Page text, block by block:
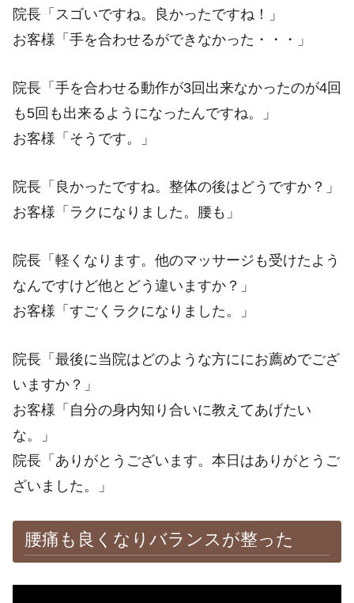
院長「スゴいですね。良かったですね！」
お客様「手を合わせるができなかった・・・」
院長「手を合わせる動作が3回出来なかったのが4回
も5回も出来るようになったんですね。」
お客様「そうです。」
院長「良かったですね。整体の後はどうですか？」
お客様「ラクになりました。腰も」
院長「軽くなります。他のマッサージも受けたよう
なんですけど他とどう違いますか？」
お客様「すごくラクになりました。」
院長「最後に当院はどのような方ににお薦めでござ
いますか？」
お客様「自分の身内知り合いに教えてあげたい
な。」
院長「ありがとうございます。本日はありがとうご
ざいました。」
腰痛も良くなりバランスが整った